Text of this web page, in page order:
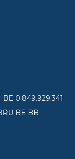
0.849.929.341
BE BB